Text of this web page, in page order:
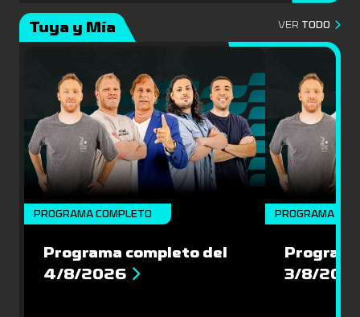
Tuya y Mía VER TODO
PROGRAMA COMPLETO
Programa completo del
4/8/2026
PROGRAMA
3/8/